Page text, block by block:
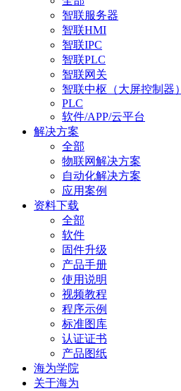
智联服务器
智联HMI
智联IPC
智联PLC
智联网关
智联中枢（大屏控制器）
PLC
软件/APP/云平台
解决方案
全部
物联网解决方案
自动化解决方案
应用案例
资料下载
全部
软件
固件升级
产品手册
使用说明
视频教程
程序示例
标准图库
认证证书
产品图纸
海为学院
关于海为